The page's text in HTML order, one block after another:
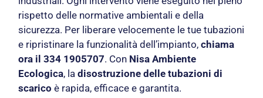
rispetto delle normative ambientali e della
sicurezza. Per liberare velocemente le tue tubazioni
e ripristinare la funzionalità dell’impianto, chiama
ora il 334 1905707. Con Nisa Ambiente
Ecologica, la disostruzione delle tubazioni di
scarico è rapida, efficace e garantita.